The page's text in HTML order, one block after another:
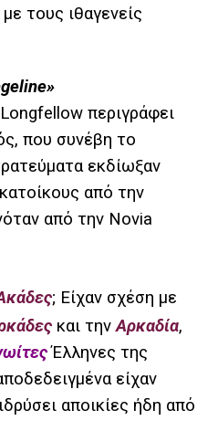
τους ιθαγενείς
περιγράφει
που συνέβη το
εκδίωξαν
από την
από την Novia
; Είχαν σχέση με
και τηνΑρκαδία,
Έλληνες της
είχαν
αποικίες ήδη από